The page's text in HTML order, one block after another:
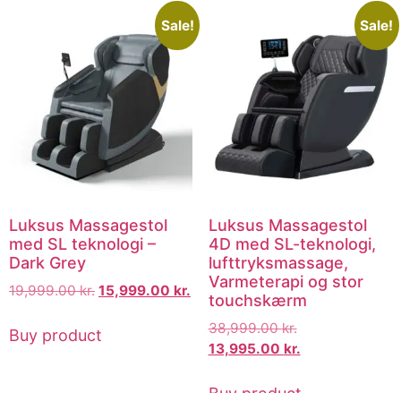
Sale!
Luksus Massagestol
med SL teknologi –
Dark Grey
19,999.00kr. 15,999.00 kr.
Buy product
Sale!
Luksus Massagestol
4D med SL-teknologi,
lufttryksmassage,
Varmeterapi og stor
touchskærm
38,999.00kr.
13,995.00 kr.